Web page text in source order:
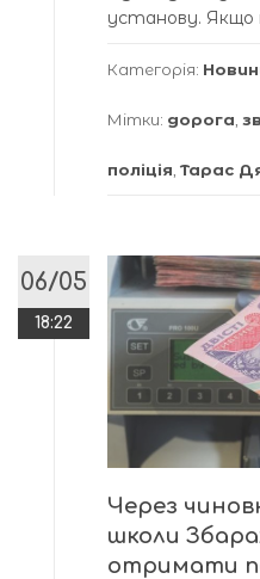
установу. Якщо
Категорія:
Мітки: дорога
поліція Тарас
06/05
18:22
Через
школи
отримати